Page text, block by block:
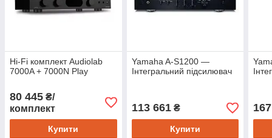
Hi-Fi комплект Audiolab
7000A + 7000N Play
80 445 ₴/
комплект
Купити
Yamaha A-S1200 —
Інтегральний підсилювач
113 661₴
Купити